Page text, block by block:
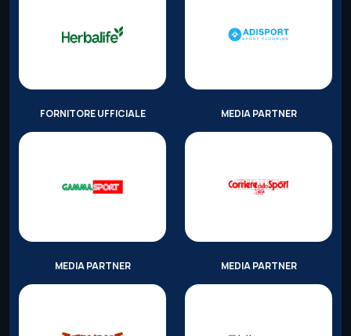
FORNITORE UFFICIALE MEDIA PARTNER
MEDIA PARTNER MEDIA PARTNER